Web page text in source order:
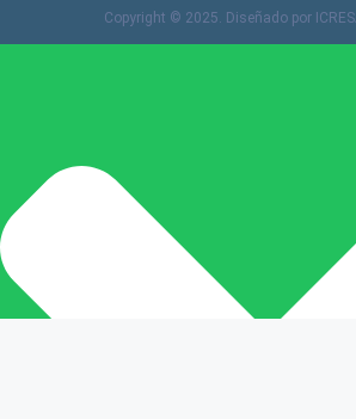
Copyright © 2025. Diseñado por